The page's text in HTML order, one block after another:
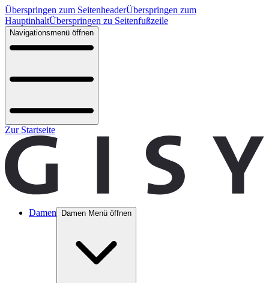
Überspringen zum SeitenheaderÜberspringen zum
HauptinhaltÜberspringen zu Seitenfußzeile
Navigationsmenü öffnen
Zur Startseite
Damen Damen Menü öffnen